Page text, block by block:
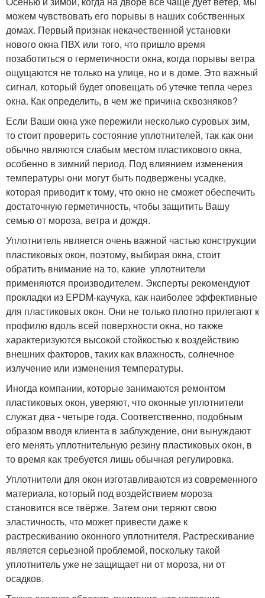
можем чувствовать его порывы в наших собственных
домах. Первый признак некачественной установки
нового окна ПВХ или того, что пришло время
позаботиться о герметичности окна, когда порывы ветра
ощущаются не только на улице, но и в доме. Это важный
сигнал, который будет оповещать об утечке тепла через
окна. Как определить, в чем же причина сквозняков?
Если Ваши окна уже пережили несколько суровых зим,
то стоит проверить состояние уплотнителей, так как они
обычно являются слабым местом пластикового окна,
особенно в зимний период. Под влиянием изменения
температуры они могут быть подвержены усадке,
которая приводит к тому, что окно не сможет обеспечить
достаточную герметичность, чтобы защитить Вашу
семью от мороза, ветра и дождя.
Уплотнитель является очень важной частью конструкции
пластиковых окон, поэтому, выбирая окна, стоит
обратить внимание на то, какие уплотнители
применяются производителем. Эксперты рекомендуют
прокладки из EPDM-каучука, как наиболее эффективные
для пластиковых окон. Они не только плотно прилегают к
профилю вдоль всей поверхности окна, но также
характеризуются высокой стойкостью к воздействию
внешних факторов, таких как влажность, солнечное
излучение или изменения температуры.
Иногда компании, которые занимаются ремонтом
пластиковых окон, уверяют, что оконные уплотнители
служат два - четыре года. Соответственно, подобным
образом вводя клиента в заблуждение, они вынуждают
его менять уплотнительную резину пластиковых окон, в
то время как требуется лишь обычная регулировка.
Уплотнители для окон изготавливаются из современного
материала, который под воздействием мороза
становится все твёрже. Затем они теряют свою
эластичность, что может привести даже к
растрескиванию оконного уплотнителя. Растрескивание
является серьезной проблемой, поскольку такой
уплотнитель уже не защищает ни от мороза, ни от
осадков.